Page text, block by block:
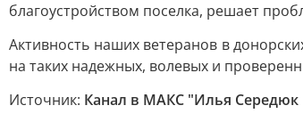
благоустройством поселка, решает
Активность наших ветеранов в
на таких надежных, волевых и
Источник: Канал в МАКС "Илья Середюк